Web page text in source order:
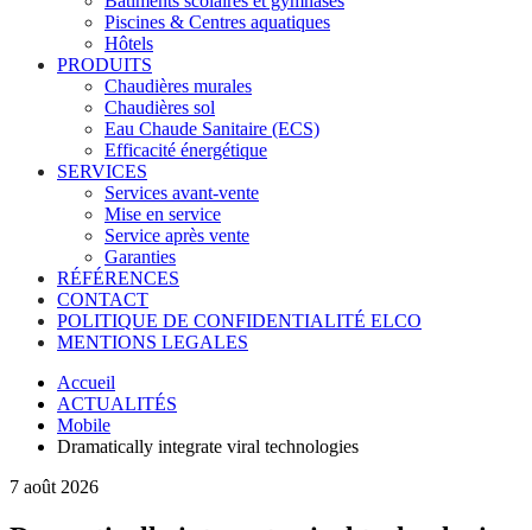
Piscines & Centres aquatiques
Hôtels
PRODUITS
Chaudières murales
Chaudières sol
Eau Chaude Sanitaire (ECS)
Efficacité énergétique
SERVICES
Services avant-vente
Mise en service
Service après vente
Garanties
RÉFÉRENCES
CONTACT
POLITIQUE DE CONFIDENTIALITÉ ELCO
MENTIONS LEGALES
Accueil
ACTUALITÉS
Mobile
Dramatically integrate viral technologies
7 août 2026